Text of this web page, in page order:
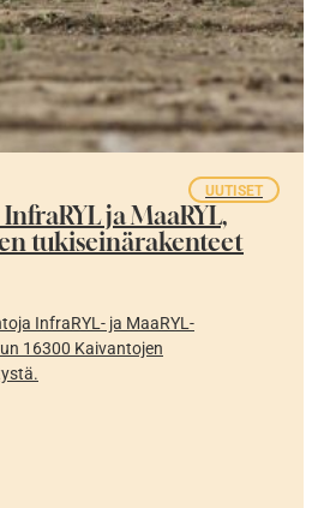
UUTISET
ja MaaRYL,
tukiseinärakenteet
InfraRYL- ja MaaRYL-
16300 Kaivantojen